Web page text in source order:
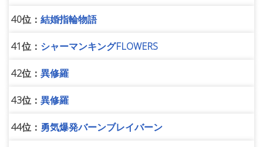
40位： 結婚指輪物語
41位： シャーマンキングFLOWERS
42位： 異修羅
43位： 異修羅
44位： 勇気爆発バーンブレイバーン